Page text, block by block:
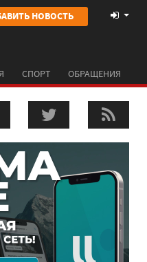
НОВОСТЬ
СПОРТ ОБРАЩЕНИЯ